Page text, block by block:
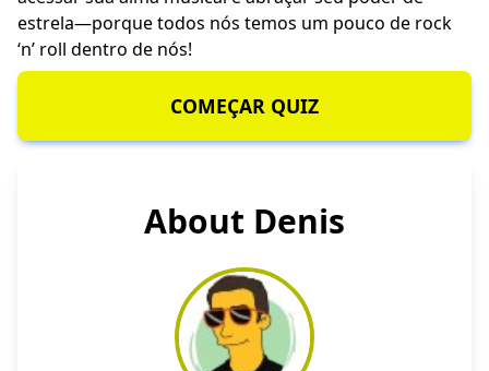
estrela—porque todos nós temos um pouco de rock
‘n’ roll dentro de nós!
COMEÇAR QUIZ
About Denis